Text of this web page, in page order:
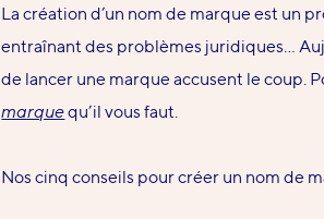
La création d’un nom de marque est un
entraînant des problèmes juridiques…
de lancer une marque accusent le coup.
marquequ’il vous faut.
Nos cinq conseils pour créer un nom de